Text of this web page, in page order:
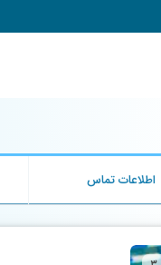
اطلاعات تماس